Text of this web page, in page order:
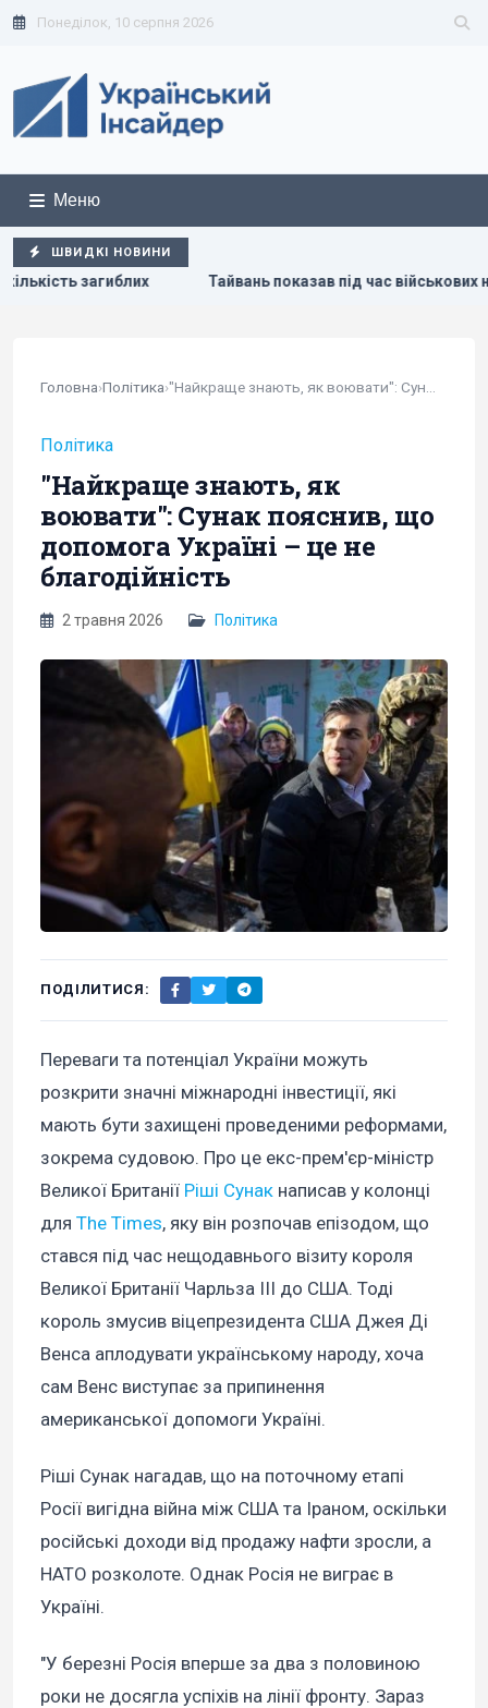
Понеділок, 10 серпня 2026
Меню
ШВИДКІ НОВИНИ
під час військових навчань дрони, якими Україна наносить
Головна›Політика›
Політика
"Найкраще знають, як
воювати": Сунак пояснив, що
допомога Україні – це не
благодійність
2 травня 2026 Політика
ПОДІЛИТИСЯ:
Переваги та потенціал України можуть
розкрити значні міжнародні інвестиції, які
мають бути захищені проведеними реформами,
зокрема судовою. Про це екс-прем'єр-міністр
Великої Британії Ріші Сунак написав у колонці
для The Times, яку він розпочав епізодом, що
стався під час нещодавнього візиту короля
Великої Британії Чарльза III до США. Тоді
король змусив віцепрезидента США Джея Ді
Венса аплодувати українському народу, хоча
сам Венс виступає за припинення
американської допомоги Україні.
Ріші Сунак нагадав, що на поточному етапі
Росії вигідна війна між США та Іраном, оскільки
російські доходи від продажу нафти зросли, а
НАТО розколоте. Однак Росія не виграє в
Україні.
"У березні Росія вперше за два з половиною
роки не досягла успіхів на лінії фронту. Зараз